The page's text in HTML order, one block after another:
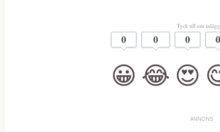
Tyck till om
0
😀
0
😂
0
😍
0